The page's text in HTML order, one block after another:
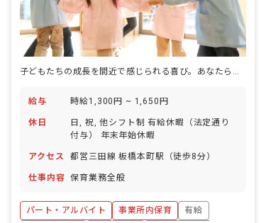
給与 時給1,300円 ~ 1,650円
休日
日, 祝, 他シフト制 有給休暇（法定通り
付与） 年末年始休暇
アクセス 都営三田線 板橋本町駅（徒歩8分）
仕事内容 保育業務全般
パート・アルバイト 事業所内保育
有給